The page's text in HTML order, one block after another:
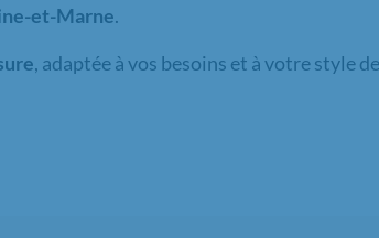
et-Marne.
, adaptée à vos besoins et à votre style